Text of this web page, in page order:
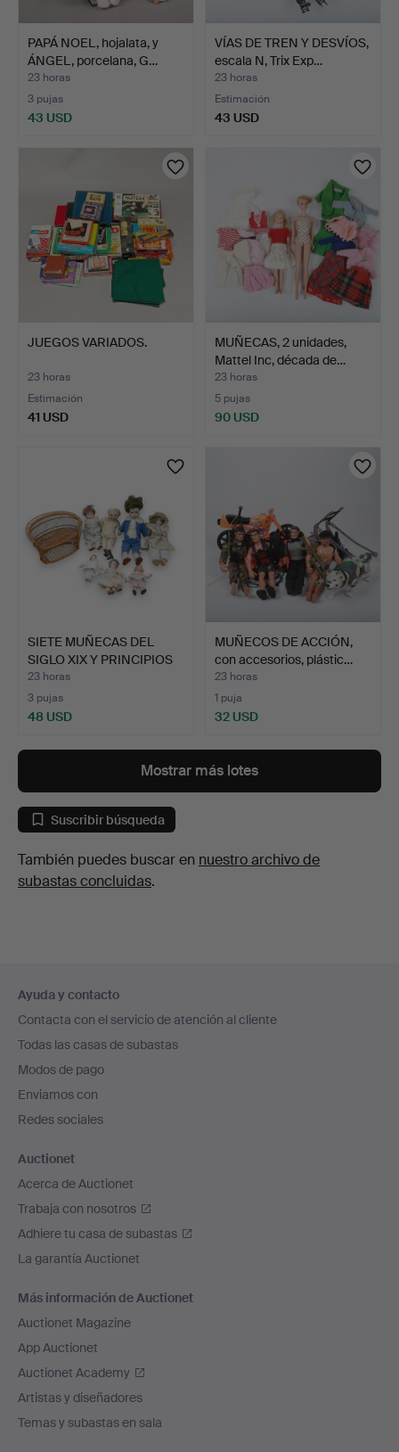
PAPÁ NOEL, hojalata, y
ÁNGEL, porcelana, G…
23 horas
3 pujas
43 USD
VÍAS DE TREN Y DESVÍOS,
escala N, Trix Exp…
23 horas
Estimación
43 USD
JUEGOS VARIADOS.
23 horas
Estimación
41 USD
MUÑECAS, 2 unidades,
Mattel Inc, década de…
23 horas
5 pujas
90 USD
SIETE MUÑECAS DEL
SIGLO XIX Y PRINCIPIOS
D…
23 horas
3 pujas
48 USD
MUÑECOS DE ACCIÓN,
con accesorios, plástic…
23 horas
1 puja
32 USD
Mostrar más lotes
Suscribir búsqueda
También puedes buscar en nuestro archivo de
subastas concluidas.
en
el
pie
de
página
Ayuda y contacto
Contacta con el servicio de atención al cliente
Todas las casas de subastas
Modos de pago
Enviamos con
Redes sociales
Auctionet
Acerca de Auctionet
Trabaja con nosotros
Adhiere tu casa de subastas
La garantía Auctionet
Más información de Auctionet
Auctionet Magazine
App Auctionet
Auctionet Academy
Artistas y diseñadores
Temas y subastas en sala